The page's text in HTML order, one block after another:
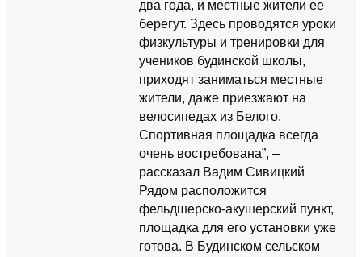
два года, и местные жители ее
берегут. Здесь проводятся уроки
физкультуры и тренировки для
учеников будинской школы,
приходят заниматься местные
жители, даже приезжают на
велосипедах из Белого.
Спортивная площадка всегда
очень востребована”, –
рассказал Вадим Сивицкий
Рядом расположится
фельдшерско-акушерский пункт,
площадка для его установки уже
готова. В Будинском сельском